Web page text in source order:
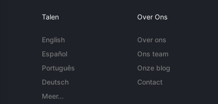
Talen
English
Español
Português
Deutsch
Meer...
Over Ons
Over ons
Ons team
Onze blog
Contact